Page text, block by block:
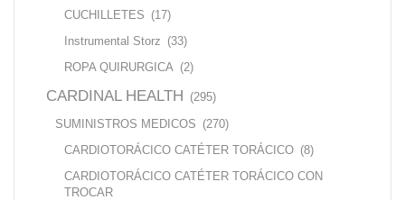
CUCHILLETES (17)
Instrumental Storz (33)
ROPA QUIRURGICA (2)
CARDINAL HEALTH (295)
SUMINISTROS MEDICOS (270)
CARDIOTORÁCICO CATÉTER TORÁCICO (8)
CARDIOTORÁCICO CATÉTER TORÁCICO CON
TROCAR